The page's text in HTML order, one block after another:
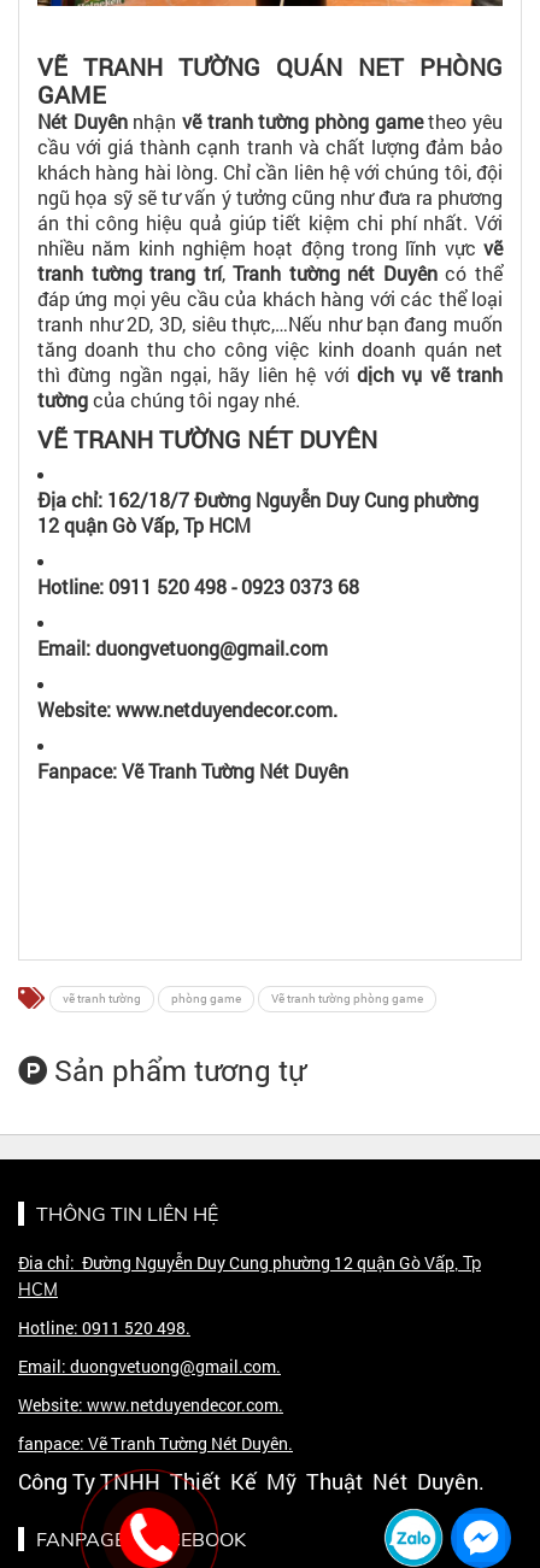
VẼ TRANH TƯỜNG QUÁN NET PHÒNG
GAME
Nét Duyênnhậnvẽ tranh tường phòng gametheo yêu
cầu với giá thành cạnh tranh và chất lượng đảm bảo
khách hàng hài lòng. Chỉ cần liên hệ với chúng tôi, đội
ngũ họa sỹ sẽ tư vấn ý tưởng cũng như đưa ra phương
án thi công hiệu quả giúp tiết kiệm chi phí nhất. Với
nhiều năm kinh nghiệm hoạt động trong lĩnh vực vẽ
tranh tường trang trí,Tranh tường nét Duyêncó thể
đáp ứng mọi yêu cầu của khách hàng với các thể loại
tranh như 2D, 3D, siêu thực,…Nếu như bạn đang muốn
tăng doanh thu cho công việc kinh doanh quán net
thì đừng ngần ngại, hãy liên hệ với dịch vụ vẽ tranh
tườngcủa chúng tôi ngay nhé.
VẼ TRANH TƯỜNG NÉT DUYÊN
Địa chỉ: 162/18/7 Đường Nguyễn Duy Cung phường
12 quận Gò Vấp, Tp HCM
Hotline: 0911 520 498 - 0923 0373 68
Email: duongvetuong@gmail.com
Website: www.netduyendecor.com.
Fanpace: Vẽ Tranh Tường Nét Duyên
vẽ tranh tường phòng game Vẽ tranh tường phòng game
Sản phẩm tương tự
THÔNG TIN LIÊN HỆ
Đia chỉ: Đường Nguyễn Duy Cung phường 12 quận Gò Vấp, Tp
HCM
Hotline: 0911 520 498.
Email: duongvetuong@gmail.com.
Website: www.netduyendecor.com.
fanpace: Vẽ Tranh Tường Nét Duyên.
Công Ty TNHH Thiết Kế Mỹ Thuật Nét Duyên.
FANPAGE - FACEBOOK